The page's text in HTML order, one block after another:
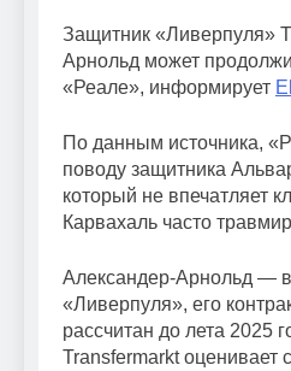
Защитник «Ливерпуля»
Арнольд может
«Реале», информирует
По данным источника,
поводу защитника
который не впечатляет
Карвахаль часто
Александер-Арнольд —
«Ливерпуля», его
рассчитан до лета 2025
Transfermarkt оценивает